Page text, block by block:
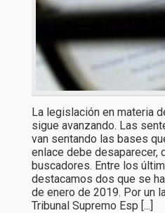
La legislación en materia
sigue avanzando. Las
van sentando las bases
enlace debe desaparecer,
buscadores. Entre los
destacamos dos que se
de enero de 2019. Por un
Tribunal Supremo Esp [...]